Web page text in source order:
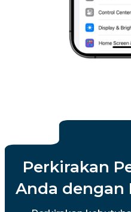
Perkirakan
Anda dengan